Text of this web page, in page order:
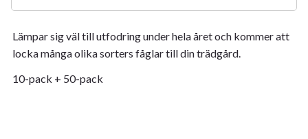
Lämpar sig väl till utfodring under hela året och kommer att
locka många olika sorters fåglar till din trädgård.
10-pack + 50-pack